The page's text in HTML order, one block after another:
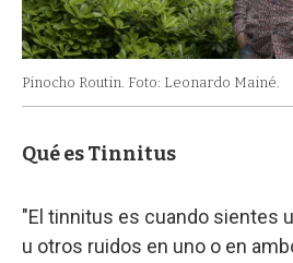
Pinocho Routin. Foto: Leonardo Mainé.
Qué es Tinnitus
"El tinnitus es cuando sientes
u otros ruidos en uno o en